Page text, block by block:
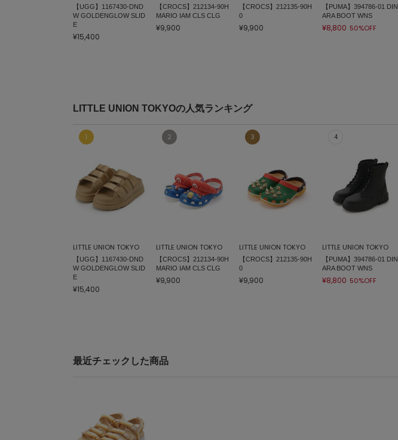
【UGG】1167430-DND
W GOLDENGLOW SLID
E
¥15,400
【CROCS】212134-90H
MARIO IAM CLS CLG
¥9,900
【CROCS】212135-90H
0
¥9,900
【PUMA】394786-01 DIN
ARA BOOT WNS
¥8,800 50%OFF
LITTLE UNION TOKYOの人気ランキング
LITTLE UNION TOKYO
【UGG】1167430-DND
W GOLDENGLOW SLID
E
¥15,400
LITTLE UNION TOKYO
【CROCS】212134-90H
MARIO IAM CLS CLG
¥9,900
LITTLE UNION TOKYO
【CROCS】212135-90H
0
¥9,900
LITTLE UNION TOKYO
【PUMA】394786-01 DIN
ARA BOOT WNS
¥8,800 50%OFF
最近チェックした商品